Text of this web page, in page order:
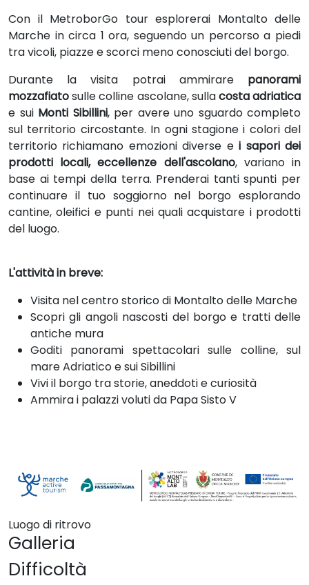
Con il MetroborGo tour esplorerai Montalto delle
Marche in circa 1 ora, seguendo un percorso a piedi
tra vicoli, piazze e scorci meno conosciuti del borgo.
Durante la visita potrai ammirarepanorami
mozzafiatosulle colline ascolane, sullacosta adriatica
e sui Monti Sibillini, per avere uno sguardo completo
sul territorio circostante. In ogni stagione i colori del
territorio richiamano emozioni diverse ei sapori dei
prodotti locali, eccellenze dell'ascolano, variano in
base ai tempi della terra. Prenderai tanti spunti per
continuare il tuo soggiorno nel borgo esplorando
cantine, oleifici e punti nei quali acquistare i prodotti
del luogo.
L'attività in breve:
Visita nel centro storico di Montalto delle Marche
Scopri gli angoli nascosti del borgo e tratti delle
antiche mura
Goditi panorami spettacolari sulle colline, sul
mare Adriatico e sui Sibillini
Vivi il borgo tra storie, aneddoti e curiosità
Ammira i palazzi voluti da Papa Sisto V
Luogo di ritrovo
Galleria
Difficoltà